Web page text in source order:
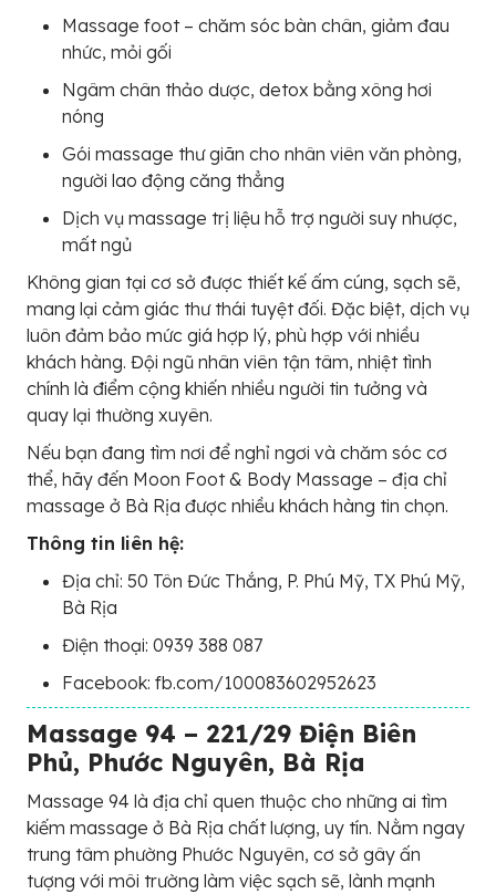
Massage foot – chăm sóc bàn chân, giảm đau
nhức, mỏi gối
Ngâm chân thảo dược, detox bằng xông hơi
nóng
Gói massage thư giãn cho nhân viên văn phòng,
người lao động căng thẳng
Dịch vụ massage trị liệu hỗ trợ người suy nhược,
mất ngủ
Không gian tại cơ sở được thiết kế ấm cúng, sạch sẽ,
mang lại cảm giác thư thái tuyệt đối. Đặc biệt, dịch vụ
luôn đảm bảo mức giá hợp lý, phù hợp với nhiều
khách hàng. Đội ngũ nhân viên tận tâm, nhiệt tình
chính là điểm cộng khiến nhiều người tin tưởng và
quay lại thường xuyên.
Nếu bạn đang tìm nơi để nghỉ ngơi và chăm sóc cơ
thể, hãy đến Moon Foot & Body Massage – địa chỉ
massage ở Bà Rịa được nhiều khách hàng tin chọn.
Thông tin liên hệ:
Địa chỉ: 50 Tôn Đức Thắng, P. Phú Mỹ, TX Phú Mỹ,
Bà Rịa
Điện thoại: 0939 388 087
Facebook: fb.com/100083602952623
Massage 94 – 221/29 Điện Biên
Phủ, Phước Nguyên, Bà Rịa
Massage 94 là địa chỉ quen thuộc cho những ai tìm
kiếm massage ở Bà Rịa chất lượng, uy tín. Nằm ngay
trung tâm phường Phước Nguyên, cơ sở gây ấn
tượng với môi trường làm việc sạch sẽ, lành mạnh